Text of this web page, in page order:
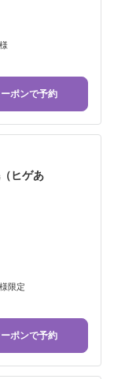
ポンで予約
ヒゲあ
限定
ポンで予約